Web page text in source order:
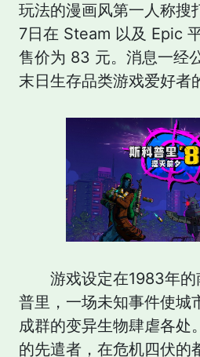
玩法的漫画风第一人称搜
7日在 Steam 以及 Epic
售价为 83 元。消息一经
末日生存品类游戏爱好者
游戏设定在1983年
普里，一场未知事件使城
成群的变异生物肆虐各处
的先遣者，在危机四伏的